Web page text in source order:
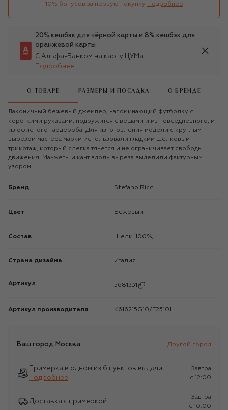
10% бонусов за первую покупку Подробнее
20% кешбэк для чёрной карты и 8% кешбэк для
оранжевой карты
С Альфа-Банком на карту ЦУМа
Подробнее
О ТОВАРЕ РАЗМЕРЫ И ПОСАДКА О БРЕНДЕ
Лаконичный бежевый джемпер, напоминающий футболку с
короткими рукавами, подружится с вещами и из повседневного, и
из офисного гардероба. Для изготовления модели с круглым
вырезом мастера марки использовали гладкий шелковый
трикотаж, который слегка тянется и не ограничивает свободы
движения. Манжеты и кант вдоль выреза выделили фактурным
узором.
Бренд Stefano Ricci
Цвет Бежевый
Состав Шелк: 100%;
Страна дизайна Италия
Артикул 5681331
Артикул производителя K616215G10/F23101
Ваш город Москва Другой город
Примерка в одном из 6 пунктов выдачи
Подробнее
Завтра
c 12:00
Доставка с примеркой
Завтра
c 10:00